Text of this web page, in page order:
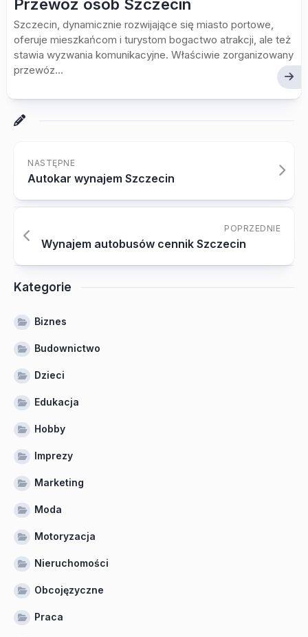
Przewóz osób Szczecin
Szczecin, dynamicznie rozwijające się miasto portowe,
oferuje mieszkańcom i turystom bogactwo atrakcji, ale też
stawia wyzwania komunikacyjne. Właściwie zorganizowany
przewóz...
NASTĘPNE
Autokar wynajem Szczecin
POPRZEDNIE
Wynajem autobusów cennik Szczecin
Kategorie
Biznes
Budownictwo
Dzieci
Edukacja
Hobby
Imprezy
Marketing
Moda
Motoryzacja
Nieruchomości
Obcojęzyczne
Praca